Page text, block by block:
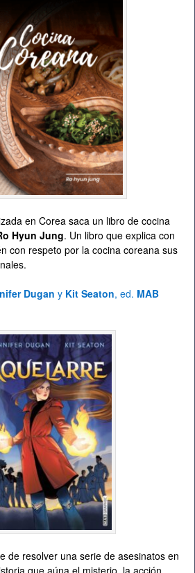
en Corea saca un libro de cocina
Hyun Jung. Un libro que explica con
con respeto por la cocina coreana sus
Dugan y Kit Seaton, ed. MAB
de resolver una serie de asesinatos en